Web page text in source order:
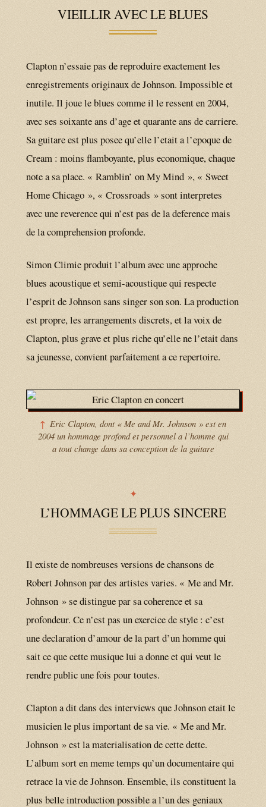
VIEILLIR AVEC LE BLUES
Clapton n’essaie pas de reproduire exactement les
enregistrements originaux de Johnson. Impossible et
inutile. Il joue le blues comme il le ressent en 2004,
avec ses soixante ans d’age et quarante ans de carriere.
Sa guitare est plus posee qu’elle l’etait a l’epoque de
Cream : moins flamboyante, plus economique, chaque
note a sa place. « Ramblin’ on My Mind », « Sweet
Home Chicago », « Crossroads » sont interpretes
avec une reverence qui n’est pas de la deference mais
de la comprehension profonde.
Simon Climie produit l’album avec une approche
blues acoustique et semi-acoustique qui respecte
l’esprit de Johnson sans singer son son. La production
est propre, les arrangements discrets, et la voix de
Clapton, plus grave et plus riche qu’elle ne l’etait dans
sa jeunesse, convient parfaitement a ce repertoire.
Eric Clapton, dont « Me and Mr. Johnson » est en
2004 un hommage profond et personnel a l’homme qui
a tout change dans sa conception de la guitare
L’HOMMAGE LE PLUS SINCERE
Il existe de nombreuses versions de chansons de
Robert Johnson par des artistes varies. « Me and Mr.
Johnson » se distingue par sa coherence et sa
profondeur. Ce n’est pas un exercice de style : c’est
une declaration d’amour de la part d’un homme qui
sait ce que cette musique lui a donne et qui veut le
rendre public une fois pour toutes.
Clapton a dit dans des interviews que Johnson etait le
musicien le plus important de sa vie. « Me and Mr.
Johnson » est la materialisation de cette dette.
L’album sort en meme temps qu’un documentaire qui
retrace la vie de Johnson. Ensemble, ils constituent la
plus belle introduction possible a l’un des geniaux